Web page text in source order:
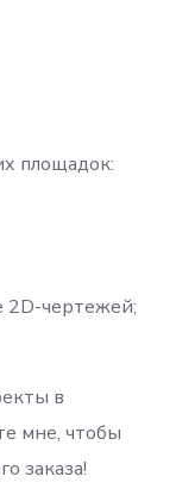
площадок:
2D-чертежей;
в
мне, чтобы
заказа!